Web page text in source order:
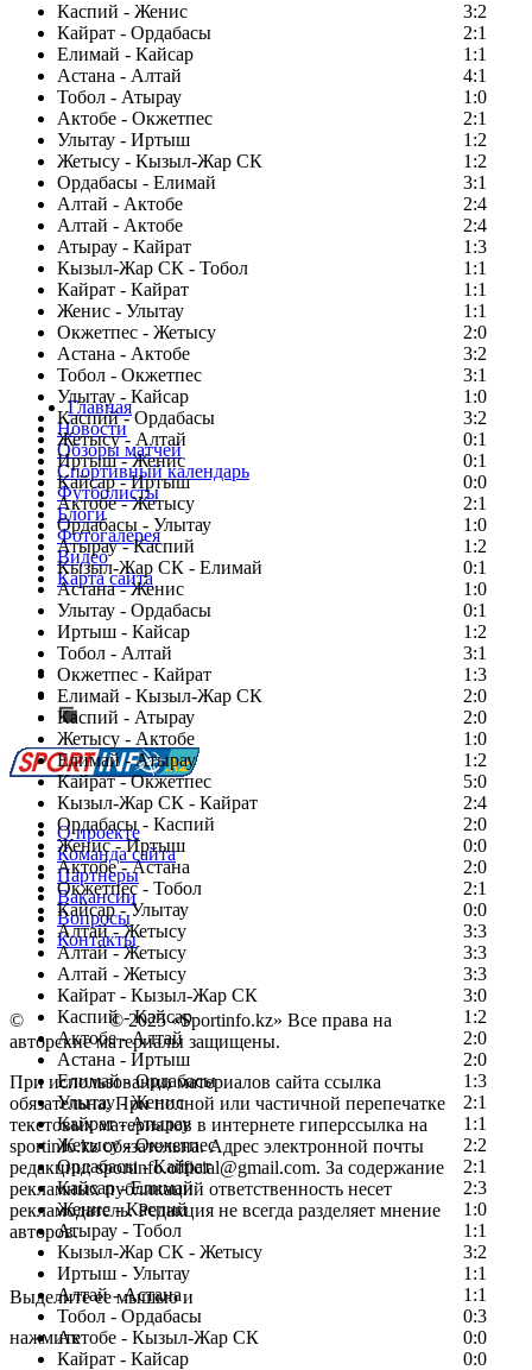
Каспий - Женис
3:2
Кайрат - Ордабасы
2:1
Елимай - Кайсар
1:1
Астана - Алтай
4:1
Тобол - Атырау
1:0
Актобе - Окжетпес
2:1
Улытау - Иртыш
1:2
Жетысу - Кызыл-Жар СК
1:2
Ордабасы - Елимай
3:1
Алтай - Актобе
2:4
Алтай - Актобе
2:4
Атырау - Кайрат
1:3
Кызыл-Жар СК - Тобол
1:1
Кайрат - Кайрат
1:1
Женис - Улытау
1:1
Окжетпес - Жетысу
2:0
Астана - Актобе
3:2
Тобол - Окжетпес
3:1
Улытау - Кайсар
1:0
Каспий - Ордабасы
3:2
Жетысу - Алтай
0:1
Иртыш - Женис
0:1
Кайсар - Иртыш
0:0
Актобе - Жетысу
2:1
Ордабасы - Улытау
1:0
Атырау - Каспий
1:2
Кызыл-Жар СК - Елимай
0:1
Астана - Женис
1:0
Улытау - Ордабасы
0:1
Иртыш - Кайсар
1:2
Тобол - Алтай
3:1
Окжетпес - Кайрат
1:3
Елимай - Кызыл-Жар СК
2:0
Каспий - Атырау
2:0
Жетысу - Актобе
1:0
Елимай - Атырау
1:2
Кайрат - Окжетпес
5:0
Кызыл-Жар СК - Кайрат
2:4
Ордабасы - Каспий
2:0
Женис - Иртыш
0:0
Актобе - Астана
2:0
Окжетпес - Тобол
2:1
Кайсар - Улытау
0:0
Алтай - Жетысу
3:3
Алтай - Жетысу
3:3
Алтай - Жетысу
3:3
Кайрат - Кызыл-Жар СК
3:0
Каспий - Кайсар
1:2
Актобе - Алтай
2:0
Астана - Иртыш
2:0
Елимай - Ордабасы
1:3
Улытау - Женис
2:1
Кайрат - Атырау
1:1
Жетысу - Окжетпес
2:2
Ордабасы - Кайрат
2:1
Кайсар - Елимай
2:3
Женис - Каспий
1:0
Атырау - Тобол
1:1
Кызыл-Жар СК - Жетысу
3:2
Иртыш - Улытау
1:1
Алтай - Астана
1:1
Тобол - Ордабасы
0:3
Актобе - Кызыл-Жар СК
0:0
Кайрат - Кайсар
0:0
Главная
Новости
Обзоры матчей
Спортивный календарь
Футболисты
Блоги
Фотогалерея
Видео
Карта сайта
Есть идея?
Сообщить о мероприятии
Перейти на старый сайт
О проекте
Команда сайта
Партнеры
Вакансии
Вопросы
Контакты
© Copyright© 2025 «Sportinfo.kz» Все права на
авторские материалы защищены.
При использовании материалов сайта ссылка
обязательна. При полной или частичной перепечатке
текстовых материалов в интернете гиперссылка на
sportinfo.kz обязательна. Адрес электронной почты
редакции: sportinfo.official@gmail.com. За содержание
рекламных публикаций ответственность несет
рекламодатель. Редакция не всегда разделяет мнение
авторов.
Заметили ошибку в тексте?
Выделите ее мышью и
нажмите